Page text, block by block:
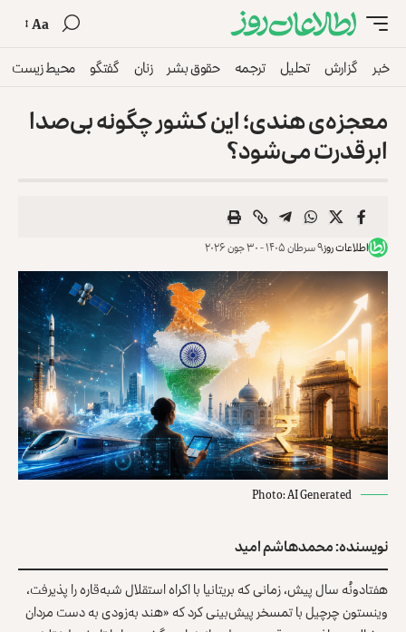
Aa
خبر گزارش تحلیل ترجمه حقوق بشر زنان گفتگو محیط زیست
معجزه‌ی هندی؛ این کشور چگونه بی‌صدا
ابرقدرت می‌شود؟
اطلاعات روز۹ سرطان ۱۴۰۵ - ۳۰ جون ۲۰۲۶
Photo: AI Generated
نویسنده: محمدهاشم امید
هفتادونُه سال پیش، زمانی که بریتانیا با اکراه استقلال شبه‌قاره را پذیرفت،
وینستون چرچیل با تمسخر پیش‌بینی کرد که «هند به‌زودی به‌ دست مردان